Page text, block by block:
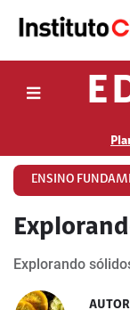
ENSINO
Explorando
AUTOR